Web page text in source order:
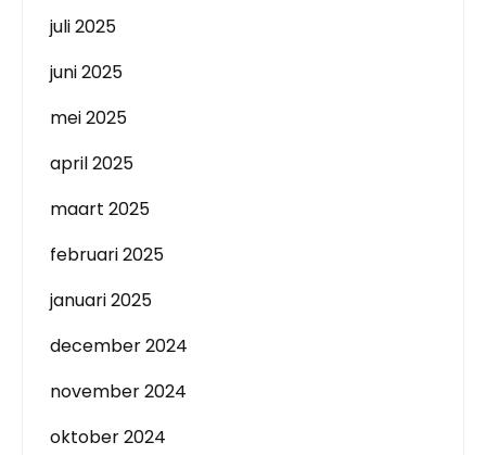
juli 2025
juni 2025
mei 2025
april 2025
maart 2025
februari 2025
januari 2025
december 2024
november 2024
oktober 2024